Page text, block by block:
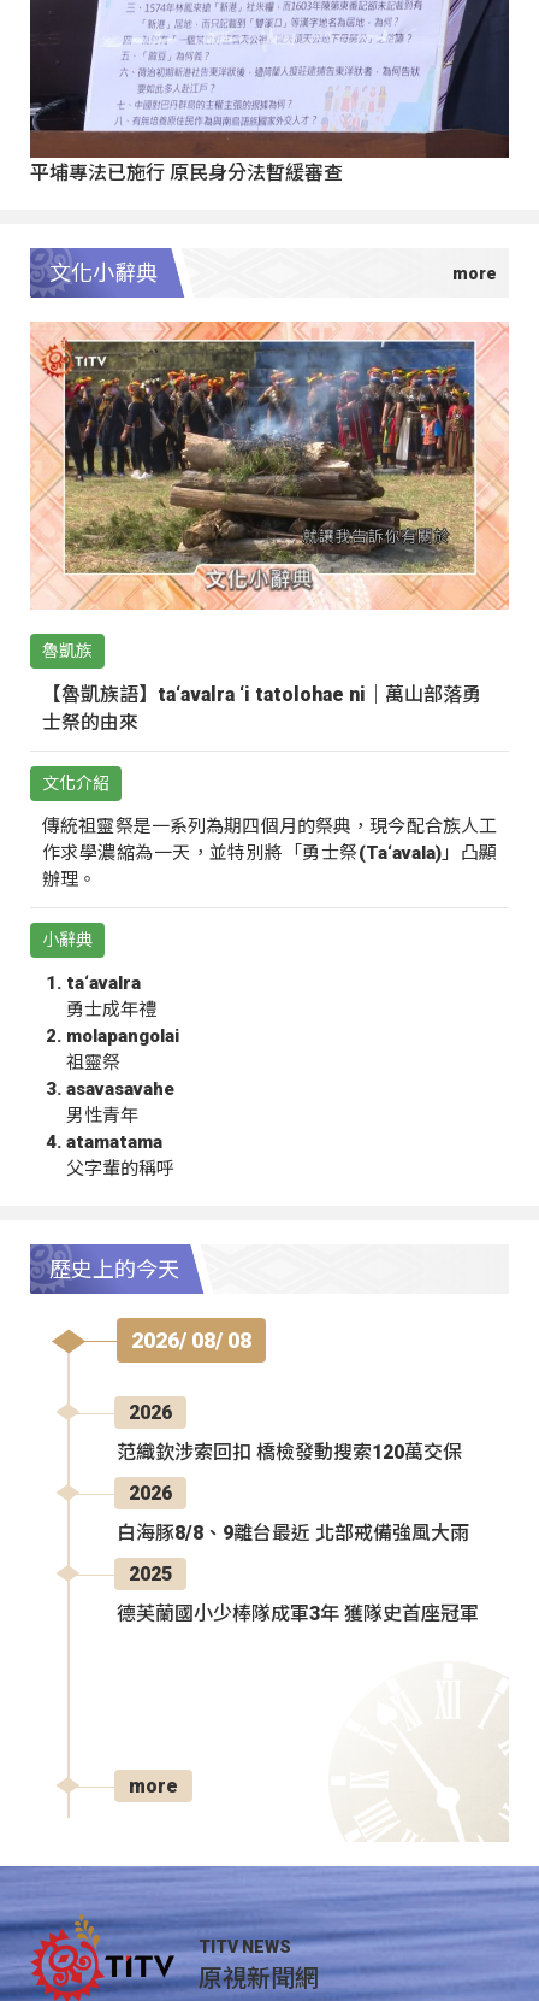
平埔專法已施行 原民身分法暫緩審查
文化小辭典
魯凱族
【魯凱族語】ta‘avalra ‘i tatolohae ni｜萬山部落勇
士祭的由來
文化介紹
傳統祖靈祭是一系列為期四個月的祭典，現今配合族人工
作求學濃縮為一天，並特別將「勇士祭(Ta‘avala)」凸顯
辦理。
小辭典
ta‘avalra
勇士成年禮
molapangolai
祖靈祭
asavasavahe
男性青年
atamatama
父字輩的稱呼
歷史上的今天
2026/ 08/ 08
2026
范織欽涉索回扣 橋檢發動搜索120萬交保
2026
白海豚8/8、9離台最近 北部戒備強風大雨
2025
德芙蘭國小少棒隊成軍3年 獲隊史首座冠軍
more
TITV NEWS
原視新聞網